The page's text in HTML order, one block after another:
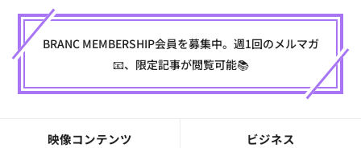
BRANC MEMBERSHIP会員を募集中。週1回のメルマガ
📧、限定記事が閲覧可能📚
映像コンテンツ ビジネス